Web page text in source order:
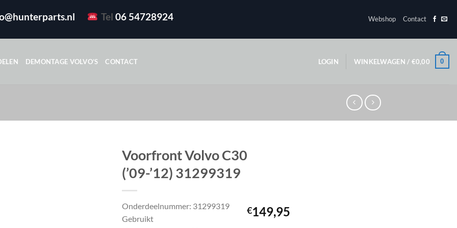
Tel 06 54728924 Webshop Contact
DEMONTAGE VOLVO’S CONTACT LOGIN WINKELWAGEN / €0,00 0
Voorfront Volvo C30
(’09-’12) 31299319
€149,95
Onderdeelnummer: 31299319
Gebruikt